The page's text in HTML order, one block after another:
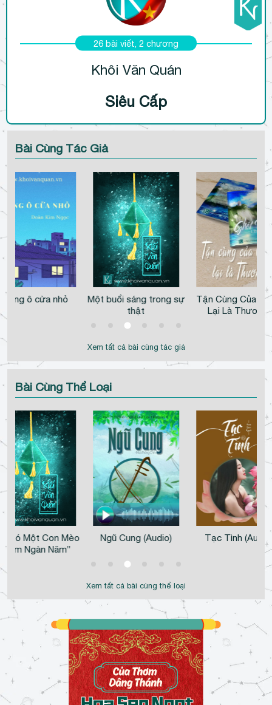
26 bài viết, 2 chương
Khôi Văn Quán
Siêu Cấp
Bài Cùng Tác Giả
ô cửa nhỏ
Một buổi sáng trong sự
thật
Tận Cùng Của
Lại Là Thương!
Xem tất cả bài cùng tác giả
Bài Cùng Thể Loại
“Có Một Con Mèo
Tìm Ngàn Năm”
Ngũ Cung (Audio) Tạc Tình
Xem tất cả bài cùng thể loại